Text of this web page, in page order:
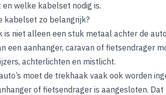
welke kabelset nodig is.
kabelset zo belangrijk?
is niet alleen een stuk metaal achter de
een aanhanger, caravan of fietsendrager
achterlichten en mistlicht.
moet de trekhaak vaak ook worden
of fietsendrager is aangesloten.